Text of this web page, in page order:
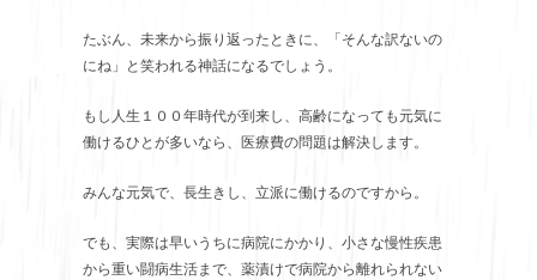
たぶん、未来から振り返ったときに、「そんな訳ないの
にね」と笑われる神話になるでしょう。
もし人生１００年時代が到来し、高齢になっても元気に
働けるひとが多いなら、医療費の問題は解決します。
みんな元気で、長生きし、立派に働けるのですから。
でも、実際は早いうちに病院にかかり、小さな慢性疾患
から重い闘病生活まで、薬漬けで病院から離れられない